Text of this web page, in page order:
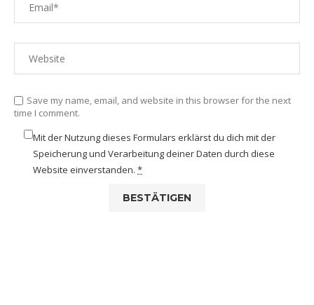
Save my name, email, and website in this browser for the next
time I comment.
Mit der Nutzung dieses Formulars erklärst du dich mit der
Speicherung und Verarbeitung deiner Daten durch diese
Website einverstanden. *